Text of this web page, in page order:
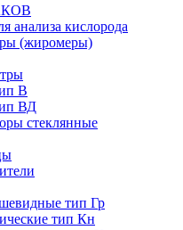
анализа кислорода
(жиромеры)
В
ВД
стеклянные
тип Гр
тип Кн